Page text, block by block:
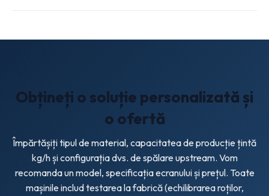
Obțineți o soluție personalizată și
o ofertă
Împărtășiți tipul de material, capacitatea de producție țintă
kg/h și configurația dvs. de spălare upstream. Vom
recomanda un model, specificația ecranului și prețul. Toate
mașinile includ testarea la fabrică (echilibrarea roților,